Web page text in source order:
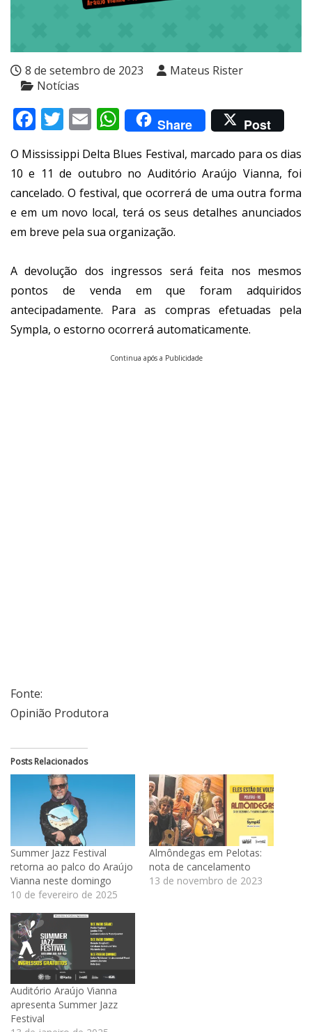
8 de setembro de 2023
Mateus Rister
Notícias
Facebook
Twitter
EmailWhatsApp
Share Post
O Mississippi Delta Blues Festival, marcado para os dias
10 e 11 de outubro no Auditório Araújo Vianna, foi
cancelado. O festival, que ocorrerá de uma outra forma
e em um novo local, terá os seus detalhes anunciados
em breve pela sua organização.
A devolução dos ingressos será feita nos mesmos
pontos de venda em que foram adquiridos
antecipadamente. Para as compras efetuadas pela
Sympla, o estorno ocorrerá automaticamente.
Continua após a Publicidade
Fonte:
Opinião Produtora
Posts Relacionados
Summer Jazz Festival
retorna ao palco do Araújo
Vianna neste domingo
10 de fevereiro de 2025
Almôndegas em Pelotas:
nota de cancelamento
13 de novembro de 2023
Auditório Araújo Vianna
apresenta Summer Jazz
Festival